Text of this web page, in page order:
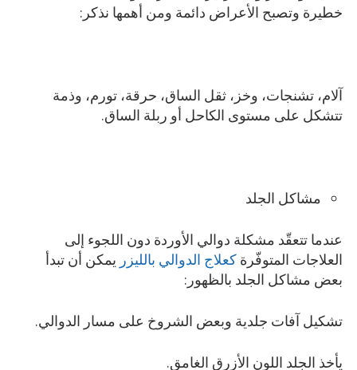
خطيرة وتصبح الأعراض دائمة ومن أهمها نذكر:
آلام، تشنجات، وخز، ثقل الساق، حرقة، تورم، وذمة
تتشكل على مستوى الكاحل أو ربلة الساق.
مشاكل الجلد
عندما تتعقّد مشكلة دوالي الأوردة دون اللجوء إلى
العلاجات المتوفّرة كعلاج الدوالي بالليزر يمكن أن تبدأ
بعض مشاكل الجلد بالظهور:
تشكيل آفات جلدية وبعض الشروخ على مسار الدوالي.
يأخذ الجلد اللون الأزرق الغامق.